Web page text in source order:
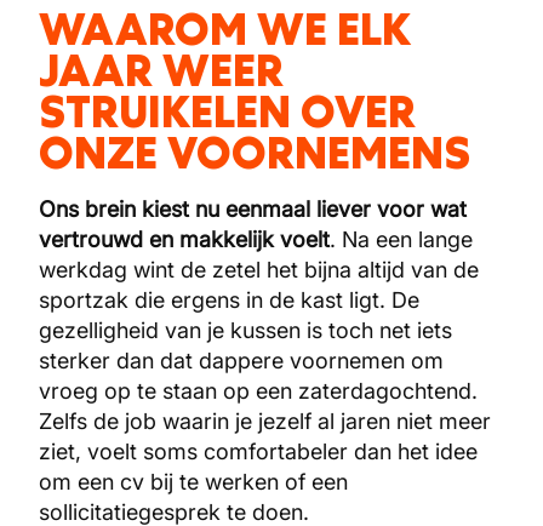
WAAROM WE ELK
JAAR WEER
STRUIKELEN OVER
ONZE VOORNEMENS
Ons brein kiest nu eenmaal liever voor wat
vertrouwd en makkelijk voelt. Na een lange
werkdag wint de zetel het bijna altijd van de
sportzak die ergens in de kast ligt. De
gezelligheid van je kussen is toch net iets
sterker dan dat dappere voornemen om
vroeg op te staan op een zaterdagochtend.
Zelfs de job waarin je jezelf al jaren niet meer
ziet, voelt soms comfortabeler dan het idee
om een cv bij te werken of een
sollicitatiegesprek te doen.